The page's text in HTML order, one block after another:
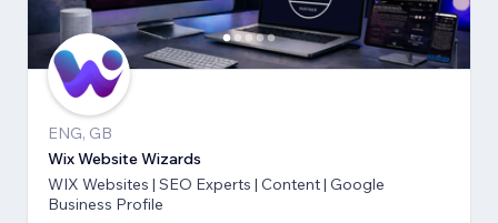
ENG, GB
Wix Website Wizards
WIX Websites | SEO Experts | Content | Google
Business Profile